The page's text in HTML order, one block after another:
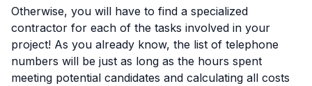
Otherwise, you will have to find a specialized
contractor for each of the tasks involved in your
project! As you already know, the list of telephone
numbers will be just as long as the hours spent
meeting potential candidates and calculating all costs